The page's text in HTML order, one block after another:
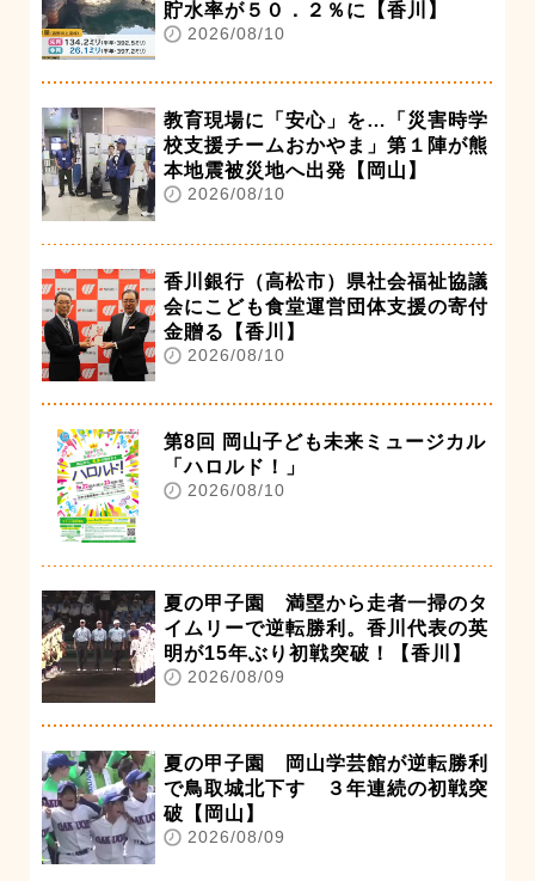
貯水率が５０．２％に【香川】
2026/08/10
教育現場に「安心」を…「災害時学
校支援チームおかやま」第１陣が熊
本地震被災地へ出発【岡山】
2026/08/10
香川銀行（高松市）県社会福祉協議
会にこども食堂運営団体支援の寄付
金贈る【香川】
2026/08/10
第8回 岡山子ども未来ミュージカル
「ハロルド！」
2026/08/10
夏の甲子園 満塁から走者一掃のタ
イムリーで逆転勝利。香川代表の英
明が15年ぶり初戦突破！【香川】
2026/08/09
夏の甲子園 岡山学芸館が逆転勝利
で鳥取城北下す ３年連続の初戦突
破【岡山】
2026/08/09